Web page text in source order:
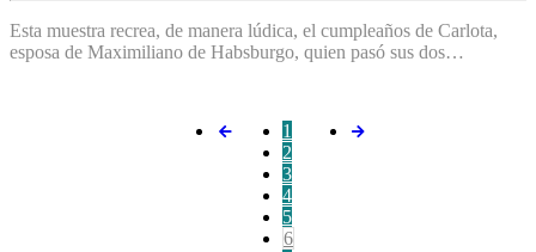
Esta muestra recrea, de manera lúdica, el cumpleaños de Carlota,
esposa de Maximiliano de Habsburgo, quien pasó sus dos…
1
2
3
4
5
6